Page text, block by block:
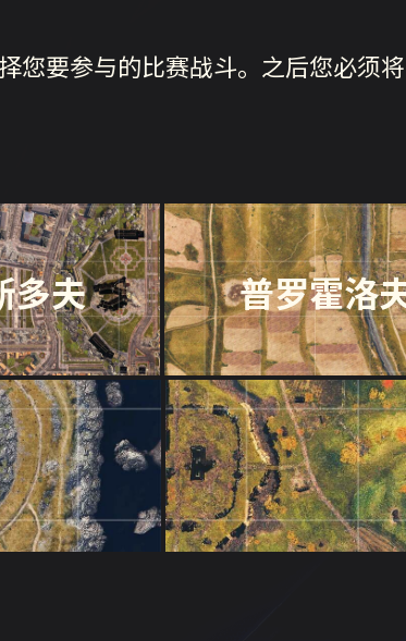
您要参与的比赛战斗。之后您必须
多夫 普罗霍洛